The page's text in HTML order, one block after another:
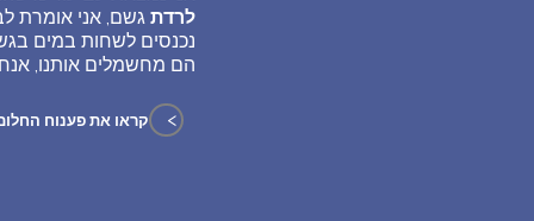
לרדתגשם, אני אומרת
נכנסים לשחות במים
הם מחשמלים אותנו,
> קראו את פענוח